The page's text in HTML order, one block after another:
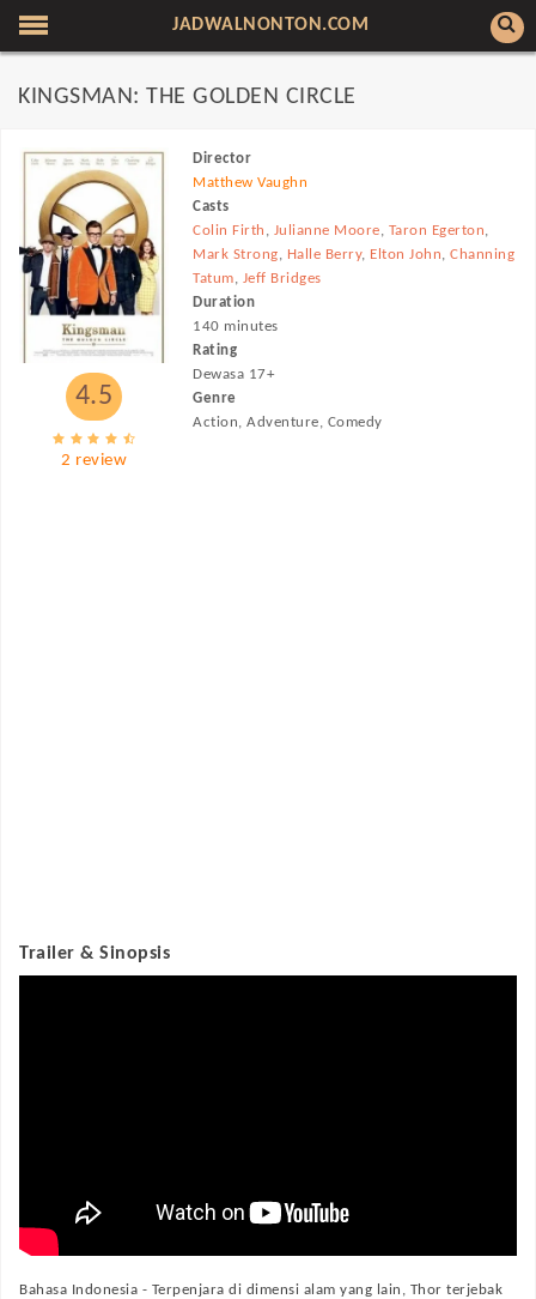
JADWALNONTON.COM
KINGSMAN: THE GOLDEN CIRCLE
4.5
2 review
Director
Matthew Vaughn
Casts
Colin Firth , Julianne Moore, Taron Egerton,
Mark Strong, Halle Berry, Elton John,Channing
Tatum, Jeff Bridges
Duration
140 minutes
Rating
Dewasa 17+
Genre
Action, Adventure, Comedy
Trailer & Sinopsis
Bahasa Indonesia - Terpenjara di dimensi alam yang lain, Thor terjebak